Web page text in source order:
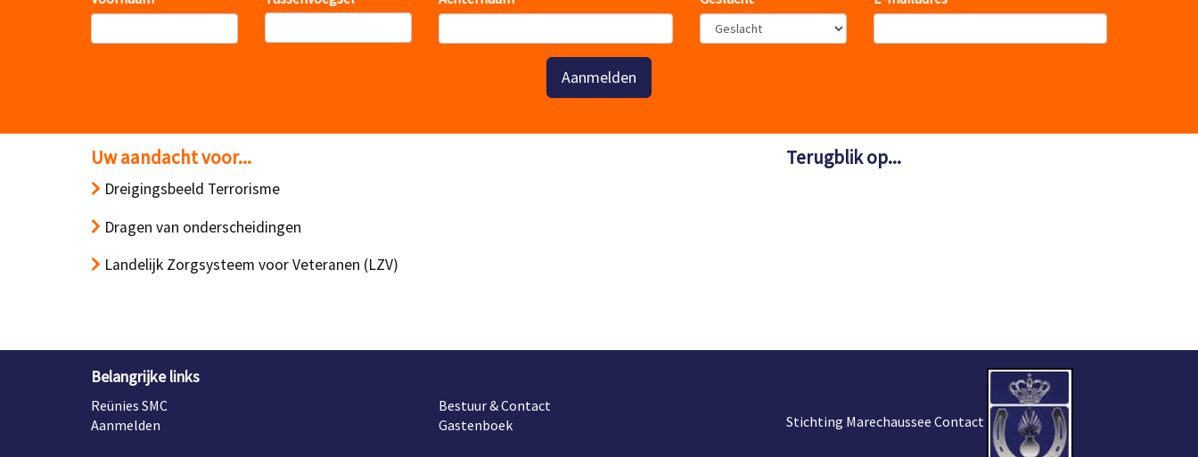
Aanmelden
Uw aandacht voor...
Dreigingsbeeld Terrorisme
Dragen van onderscheidingen
Landelijk Zorgsysteem voor Veteranen (LZV)
Terugblik op...
Belangrijke links
Reünies SMC
Bestuur & Contact
Aanmelden
Gastenboek Stichting Marechaussee Contact